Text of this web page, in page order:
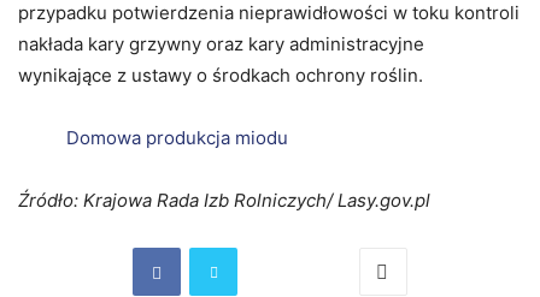
przypadku potwierdzenia nieprawidłowości w toku kontroli
nakłada kary grzywny oraz kary administracyjne
wynikające z ustawy o środkach ochrony roślin.
Domowa produkcja miodu
Źródło: Krajowa Rada Izb Rolniczych/ Lasy.gov.pl